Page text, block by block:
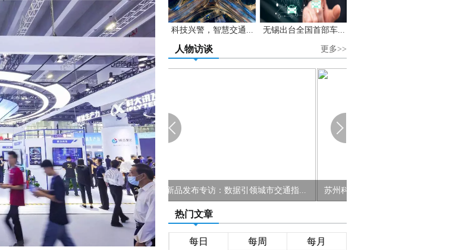
科技兴警，智慧交通... 无锡出台全国首部车...
人物访谈 更多>>
杰瑞新品发布专访：数据引领城市交通指... 苏州科达董事长陈冬根：把99%的算法落地...
热门文章
每日 每周 每月